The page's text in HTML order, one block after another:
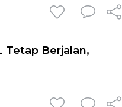
Tetap Berjalan,